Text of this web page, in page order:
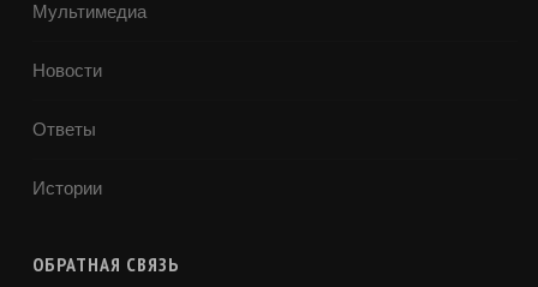
Мультимедиа
Новости
Ответы
Истории
ОБРАТНАЯ СВЯЗЬ